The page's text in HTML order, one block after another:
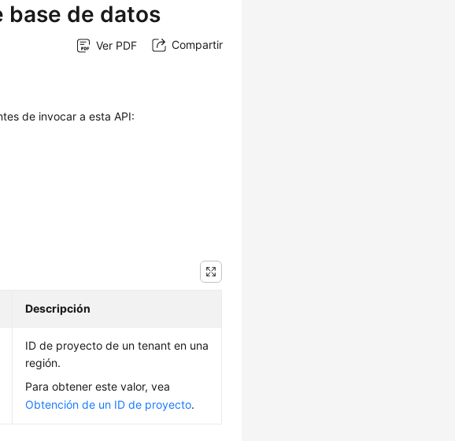
base de datos
Ver PDF Compartir
de invocar a esta API:
Descripción
ID de proyecto de un tenant en una
región.
Para obtener este valor, vea
Obtención de un ID de proyecto.